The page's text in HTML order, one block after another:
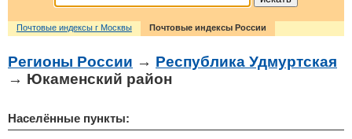
Почтовые индексы г Москвы Почтовые индексы России
Регионы России → Республика Удмуртская
→ Юкаменский район
Населённые пункты: